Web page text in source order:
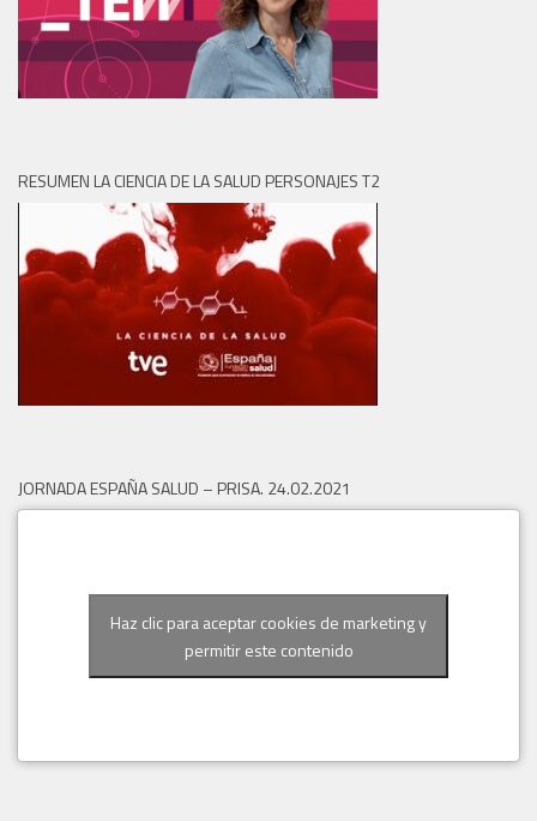
RESUMEN LA CIENCIA DE LA SALUD PERSONAJES T2
JORNADA ESPAÑA SALUD – PRISA. 24.02.2021
Haz clic para aceptar cookies de marketing y
permitir este contenido